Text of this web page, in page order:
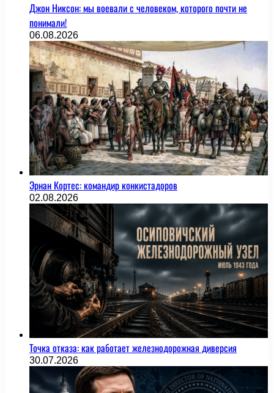
Джон Никсон: мы воевали с человеком, которого почти не
понимали!
06.08.2026
Эрнан Кортес: командир конкистадоров
02.08.2026
Точка отказа: как работает железнодорожная диверсия
30.07.2026